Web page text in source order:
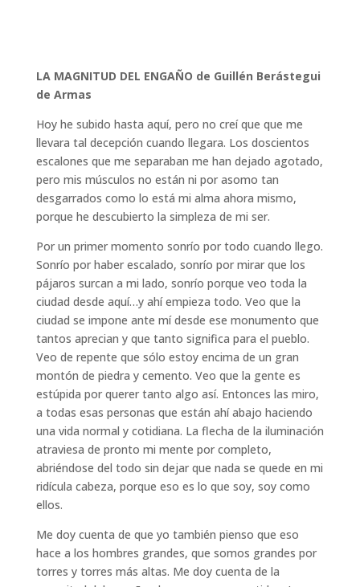
LA MAGNITUD DEL ENGAÑO de Guillén Berástegui
de Armas
Hoy he subido hasta aquí, pero no creí que que me
llevara tal decepción cuando llegara. Los doscientos
escalones que me separaban me han dejado agotado,
pero mis músculos no están ni por asomo tan
desgarrados como lo está mi alma ahora mismo,
porque he descubierto la simpleza de mi ser.
Por un primer momento sonrío por todo cuando llego.
Sonrío por haber escalado, sonrío por mirar que los
pájaros surcan a mi lado, sonrío porque veo toda la
ciudad desde aquí…y ahí empieza todo. Veo que la
ciudad se impone ante mí desde ese monumento que
tantos aprecian y que tanto significa para el pueblo.
Veo de repente que sólo estoy encima de un gran
montón de piedra y cemento. Veo que la gente es
estúpida por querer tanto algo así. Entonces las miro,
a todas esas personas que están ahí abajo haciendo
una vida normal y cotidiana. La flecha de la iluminación
atraviesa de pronto mi mente por completo,
abriéndose del todo sin dejar que nada se quede en mi
ridícula cabeza, porque eso es lo que soy, soy como
ellos.
Me doy cuenta de que yo también pienso que eso
hace a los hombres grandes, que somos grandes por
torres y torres más altas. Me doy cuenta de la